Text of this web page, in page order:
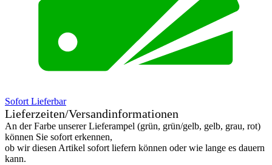
Sofort Lieferbar
Lieferzeiten/Versandinformationen
An der Farbe unserer Lieferampel (grün, grün/gelb, gelb, grau, rot)
können Sie sofort erkennen,
ob wir diesen Artikel sofort liefern können oder wie lange es dauern
kann.